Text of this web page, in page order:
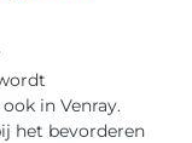
in Venray.
het bevorderen